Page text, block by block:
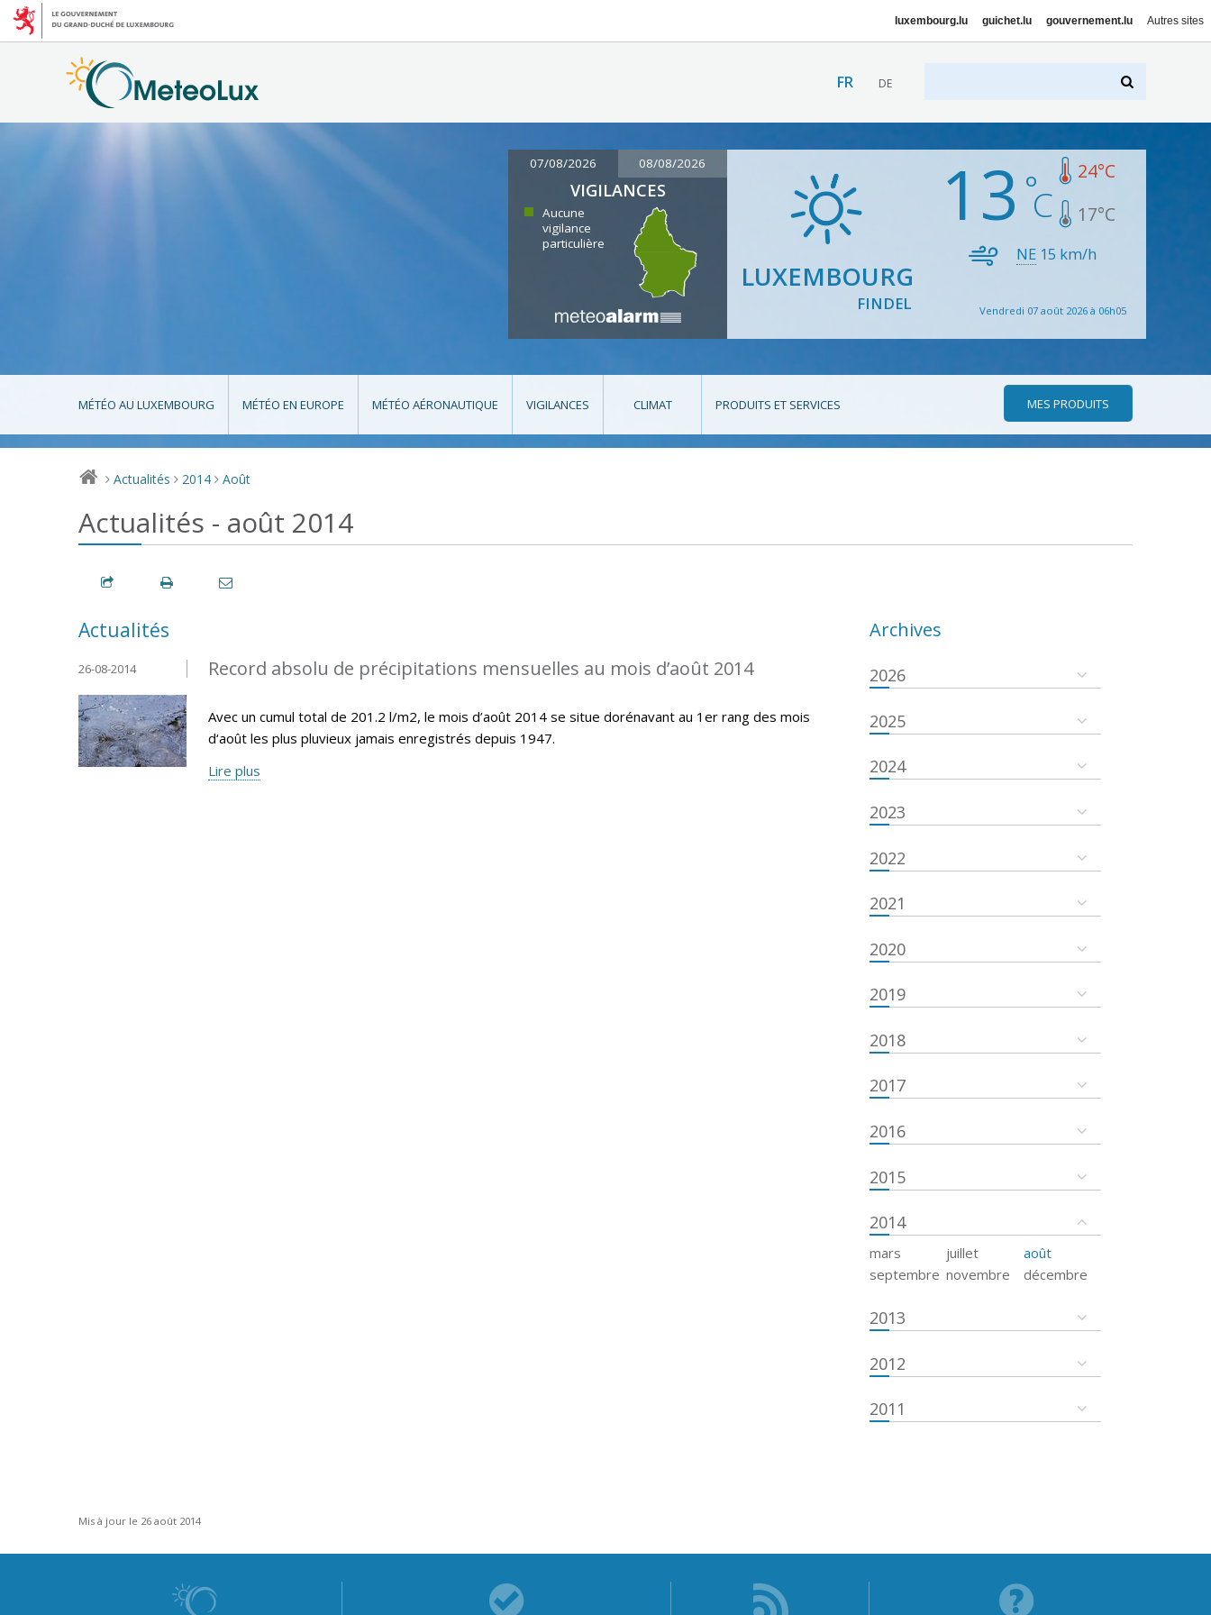
luxembourg.lu guichet.lu gouvernement.lu Autres sites
FR DE
07/08/2026 08/08/2026
VIGILANCES
Aucune
vigilance
particulière
LUXEMBOURG
FINDEL
13 24°C
17°C
NE 15 km/h
Vendredi 07 août 2026 à 06h05
MÉTÉO AU LUXEMBOURG MÉTÉO EN EUROPE MÉTÉO AÉRONAUTIQUE VIGILANCES CLIMAT PRODUITS ET SERVICES MES PRODUITS
> Actualités > 2014 > Août
Actualités - août 2014
Actualités
Record absolu de précipitations mensuelles au mois d’août 2014
26-08-2014
Avec un cumul total de 201.2 l/m2, le mois d’août 2014 se situe dorénavant au 1er rang des mois
d‘août les plus pluvieux jamais enregistrés depuis 1947.
Lire plus
Archives
2026
2025
2024
2023
2022
2021
2020
2019
2018
2017
2016
2015
2014
mars juillet
août
septembre novembre décembre
2013
2012
2011
Mis à jour le 26 août 2014